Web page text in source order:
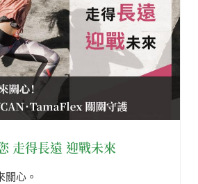
走得長遠 迎戰未來
心。